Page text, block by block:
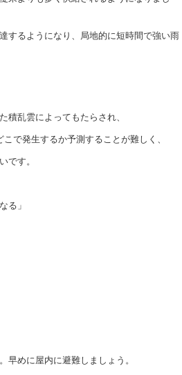
するようになり、局地的に短時間で強い雨
積乱雲によってもたらされ、
で発生するか予測することが難しく、
です。
る」
早めに屋内に避難しましょう。